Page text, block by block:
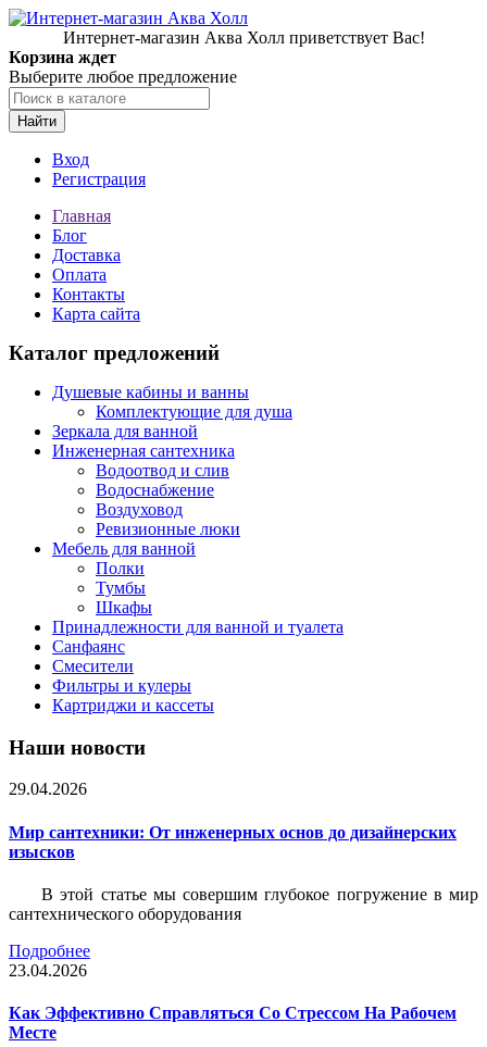
Интернет-магазин Аква Холл приветствует Вас!
Корзина ждет
Выберите любое предложение
Найти
Вход
Регистрация
Главная
Блог
Доставка
Оплата
Контакты
Карта сайта
Каталог предложений
Душевые кабины и ванны
Комплектующие для душа
Зеркала для ванной
Инженерная сантехника
Водоотвод и слив
Водоснабжение
Воздуховод
Ревизионные люки
Мебель для ванной
Полки
Тумбы
Шкафы
Принадлежности для ванной и туалета
Санфаянс
Смесители
Фильтры и кулеры
Картриджи и кассеты
Наши новости
29.04.2026
Мир сантехники: От инженерных основ до дизайнерских
изысков
В этой статье мы совершим глубокое погружение в мир
сантехнического оборудования
Подробнее
23.04.2026
Как Эффективно Справляться Со Стрессом На Рабочем
Месте